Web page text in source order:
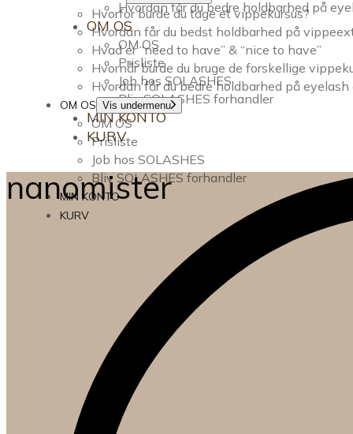
Hvordan får du bedre holdbarhed på
OM OS
OM OS
Prisliste
Job hos SOLASHES
Bliv SOLASHES forhandler
MIN KONTO
KURV
Hvorfor burde du tage et vippekursus?
Hvordan får du bedst holdbarhed på
Hvad er “need to have” & “nice to have”
Hvornår burde du bruge de forskellige
Hvordan får du bedre holdbarhed på
OM OS Vis undermenu
OM OS
Prisliste
Job hos SOLASHES
Bliv SOLASHES forhandler
MIN KONTO
KURV
nanomister